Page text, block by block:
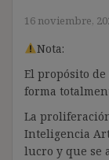
16 noviembre,
Nota:
El propósito
forma
La
Inteligencia
lucro y que se